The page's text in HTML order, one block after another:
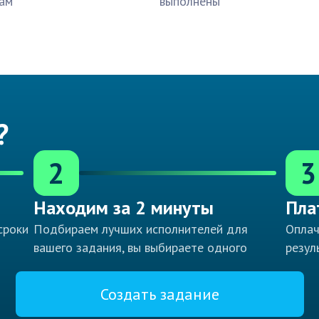
2
Находим за 2 минуты
Подбираем лучших исполнителей для
вашего задания, вы выбираете одного
3
Создать задание